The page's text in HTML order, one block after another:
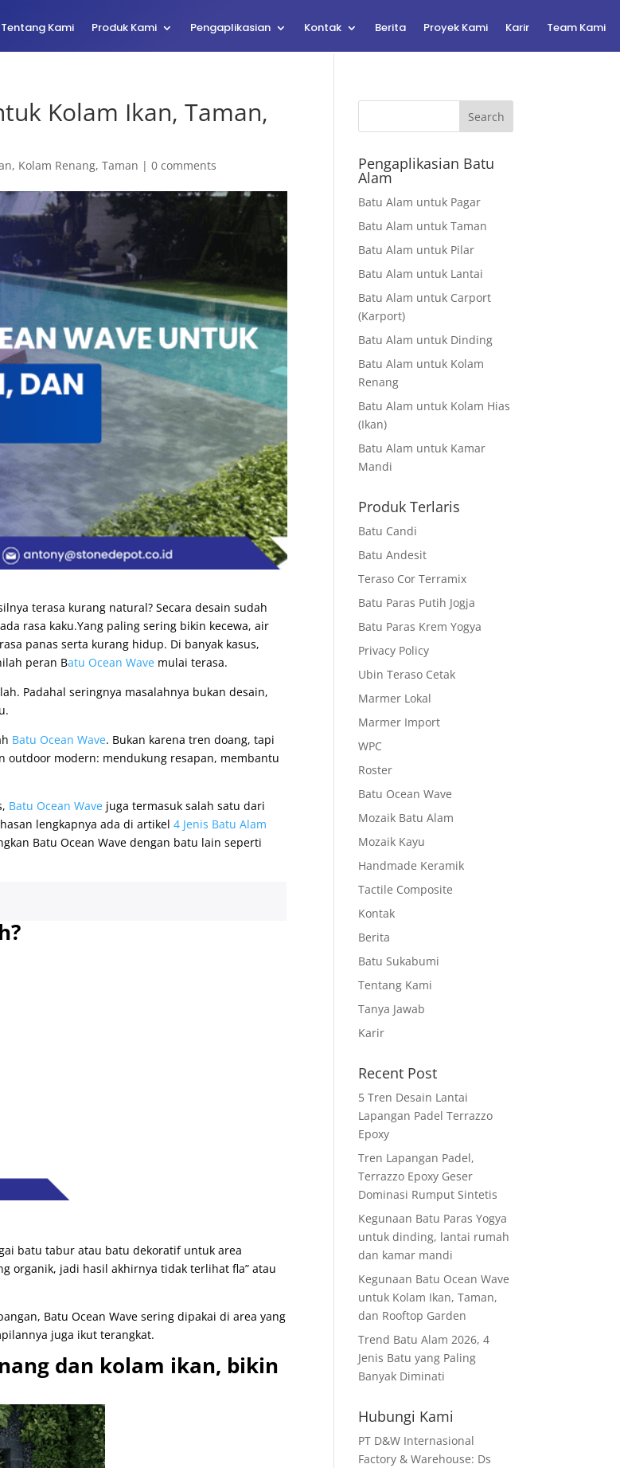
Tentang Kami Produk Kami Pengaplikasian Kontak Berita Proyek Kami Karir Team Kami
Kolam Ikan, Taman,
, Kolam Renang,Taman |0 comments
terasa kurang natural? Secara desain sudah
rasa kaku.Yang paling sering bikin kecewa, air
panas serta kurang hidup. Di banyak kasus,
peran Batu Ocean Wave mulai terasa.
Padahal seringnya masalahnya bukan desain,
Batu Ocean Wave. Bukan karena tren doang, tapi
outdoor modern: mendukung resapan, membantu
Batu Ocean Wave juga termasuk salah satu dari
lengkapnya ada di artikel4 Jenis Batu Alam
Batu Ocean Wave dengan batu lain seperti
batu tabur atau batu dekoratif untuk area
organik, jadi hasil akhirnya tidak terlihat fla” atau
Batu Ocean Wave sering dipakai di area yang
juga ikut terangkat.
dan kolam ikan, bikin
Search
Pengaplikasian Batu
Alam
Batu Alam untuk Pagar
Batu Alam untuk Taman
Batu Alam untuk Pilar
Batu Alam untuk Lantai
Batu Alam untuk Carport
(Karport)
Batu Alam untuk Dinding
Batu Alam untuk Kolam
Renang
Batu Alam untuk Kolam Hias
(Ikan)
Batu Alam untuk Kamar
Mandi
Produk Terlaris
Batu Candi
Batu Andesit
Teraso Cor Terramix
Batu Paras Putih Jogja
Batu Paras Krem Yogya
Privacy Policy
Ubin Teraso Cetak
Marmer Lokal
Marmer Import
WPC
Roster
Batu Ocean Wave
Mozaik Batu Alam
Mozaik Kayu
Handmade Keramik
Tactile Composite
Kontak
Berita
Batu Sukabumi
Tentang Kami
Tanya Jawab
Karir
Recent Post
5 Tren Desain Lantai
Lapangan Padel Terrazzo
Epoxy
Tren Lapangan Padel,
Terrazzo Epoxy Geser
Dominasi Rumput Sintetis
Kegunaan Batu Paras Yogya
untuk dinding, lantai rumah
dan kamar mandi
Kegunaan Batu Ocean Wave
untuk Kolam Ikan, Taman,
dan Rooftop Garden
Trend Batu Alam 2026, 4
Jenis Batu yang Paling
Banyak Diminati
Hubungi Kami
PT D&W Internasional
Factory & Warehouse: Ds